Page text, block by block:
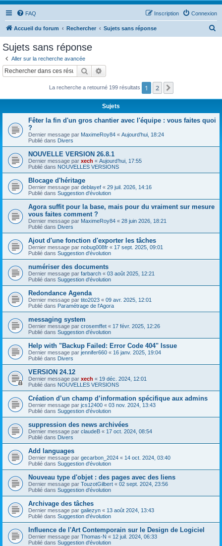
FAQ Connexion
Inscription
Accueil du forum Rechercher Sujets sans réponse
c
Sujets sans réponse
Aller sur la recherche avancée
Rechercher
La recherche a retourné 199 résultats 1 2
Sujets
Fêter la fin d'un gros chantier avec l'équipe : vous faites quoi
?
Dernier message par MaximeRoy84 « Aujourd’hui, 18:24
Publié dans Divers
NOUVELLE VERSION 26.8.1
Dernier message par xech « Aujourd’hui, 17:55
Publié dans NOUVELLES VERSIONS
Blocage d'héritage
Dernier message par deblayef « 29 juil. 2026, 14:16
Publié dans Suggestion d'évolution
Agora suffit pour la base, mais pour du vraiment sur mesure
vous faites comment ?
Dernier message par MaximeRoy84 « 28 juin 2026, 18:21
Publié dans Divers
Ajout d'une fonction d'exporter les tâches
Dernier message par nobug008fr « 17 sept. 2025, 09:01
Publié dans Suggestion d'évolution
numériser des documents
Dernier message par farbarch « 03 août 2025, 12:21
Publié dans Suggestion d'évolution
Redondance Agenda
Dernier message par tito2023 « 09 avr. 2025, 12:01
Publié dans Paramétrage de l'Agora
messaging system
Dernier message par crosemffet « 17 févr. 2025, 12:26
Publié dans Suggestion d'évolution
Help with "Backup Failed: Error Code 404" Issue
Dernier message par jennifer660 « 16 janv. 2025, 19:04
Publié dans Divers
VERSION 24.12
Dernier message par xech « 19 déc. 2024, 12:01
Publié dans NOUVELLES VERSIONS
Création d’un champ d’information spécifique aux admins
Dernier message par jcs12400 « 03 nov. 2024, 13:43
Publié dans Suggestion d'évolution
suppression des news archivées
Dernier message par claudeB « 17 oct. 2024, 08:54
Publié dans Divers
Add languages
Dernier message par gecarbon_2024 « 14 oct. 2024, 03:40
Publié dans Suggestion d'évolution
Nouveau type d'objet : des pages avec des liens
Dernier message par TouzotGilbert « 02 sept. 2024, 23:56
Publié dans Suggestion d'évolution
Archivage des tâches
Dernier message par galiezyn « 13 août 2024, 13:43
Publié dans Suggestion d'évolution
Influence de l'Art Contemporain sur le Design de Logiciel
Dernier message par Thomas-N « 12 juil. 2024, 06:33
Publié dans Suggestion d'évolution